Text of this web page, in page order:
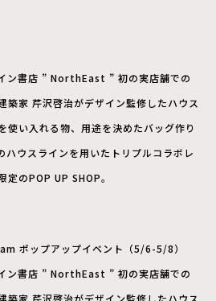
ン書店 ” NorthEast ” 初の実店舗での
築家 芹沢啓治がデザイン監修したハウス
使い入れる物、用途を決めたバッグ作り
ハウスラインを用いたトリプルコラボレ
定のPOP UP SHOP。
ポップアップイベント（5/6-5/8）
ン書店 ” NorthEast ” 初の実店舗での
築家 芹沢啓治がデザイン監修したハウス